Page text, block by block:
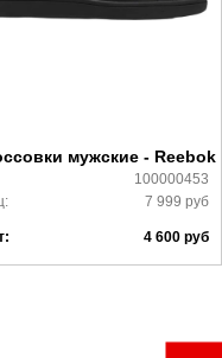
мужские - Reebok
100000453
7 999 руб
4 600 руб